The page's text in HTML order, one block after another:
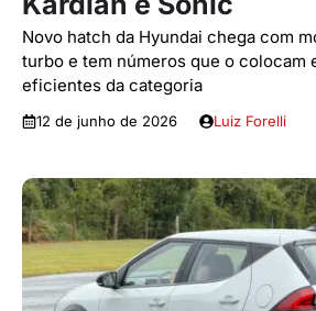
Novo hatch da Hyundai chega com
turbo e tem números que o colocam
eficientes da categoria
12 de junho de 2026 Luiz Forelli